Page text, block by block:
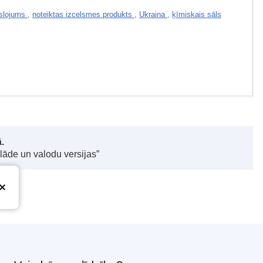
, noteiktas izcelsmes produkts , Ukraina , ķīmiskais sāls
un valodu versijas”